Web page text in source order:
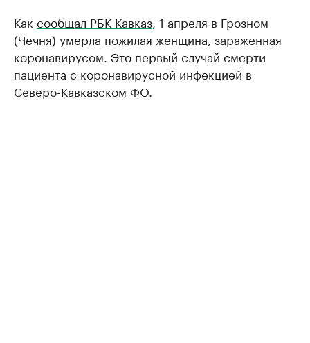
Как сообщал РБК Кавказ , 1 апреля в Грозном
(Чечня) умерла пожилая женщина, зараженная
коронавирусом. Это первый случай смерти
пациента с коронавирусной инфекцией в
Северо-Кавказском ФО.